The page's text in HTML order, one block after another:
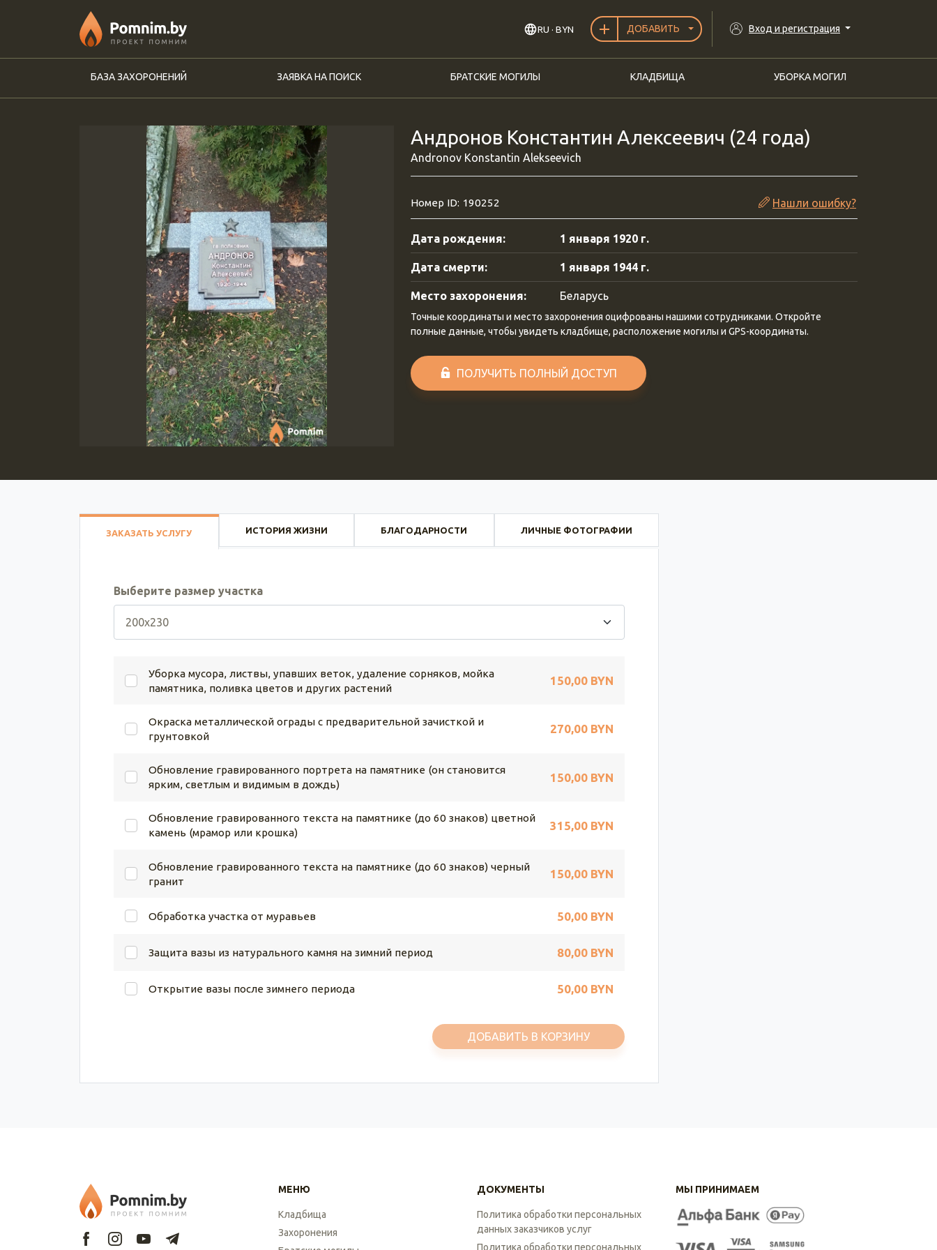
RU · BYN ДОБАВИТЬ Вход и регистрация
БАЗА ЗАХОРОНЕНИЙ ЗАЯВКА НА ПОИСК БРАТСКИЕ МОГИЛЫ КЛАДБИЩА УБОРКА МОГИЛ
Андронов Константин Алексеевич (24 года)
Andronov Konstantin Alekseevich
Номер ID: 190252 Нашли ошибку?
Дата рождения: 1 января 1920 г.
Дата смерти: 1 января 1944 г.
Место захоронения: Беларусь
Точные координаты и место захоронения оцифрованы нашими сотрудниками. Откройте
полные данные, чтобы увидеть кладбище, расположение могилы и GPS-координаты.
ПОЛУЧИТЬ ПОЛНЫЙ ДОСТУП
ЗАКАЗАТЬ УСЛУГУ ИСТОРИЯ ЖИЗНИ БЛАГОДАРНОСТИ ЛИЧНЫЕ ФОТОГРАФИИ
Выберите размер участка
Уборка мусора, листвы, упавших веток, удаление сорняков, мойка
памятника, поливка цветов и других растений
150,00 BYN
Окраска металлической ограды с предварительной зачисткой и
грунтовкой
270,00 BYN
Обновление гравированного портрета на памятнике (он становится
ярким, светлым и видимым в дождь)
150,00 BYN
Обновление гравированного текста на памятнике (до 60 знаков) цветной
камень (мрамор или крошка)
315,00 BYN
Обновление гравированного текста на памятнике (до 60 знаков) черный
гранит
150,00 BYN
Обработка участка от муравьев 50,00 BYN
Защита вазы из натурального камня на зимний период 80,00 BYN
Открытие вазы после зимнего периода 50,00 BYN
ДОБАВИТЬ В КОРЗИНУ
МЕНЮ
Кладбища
Захоронения
ДОКУМЕНТЫ
Политика обработки персональных
данных заказчиков услуг
Политика обработки персональных
МЫ ПРИНИМАЕМ